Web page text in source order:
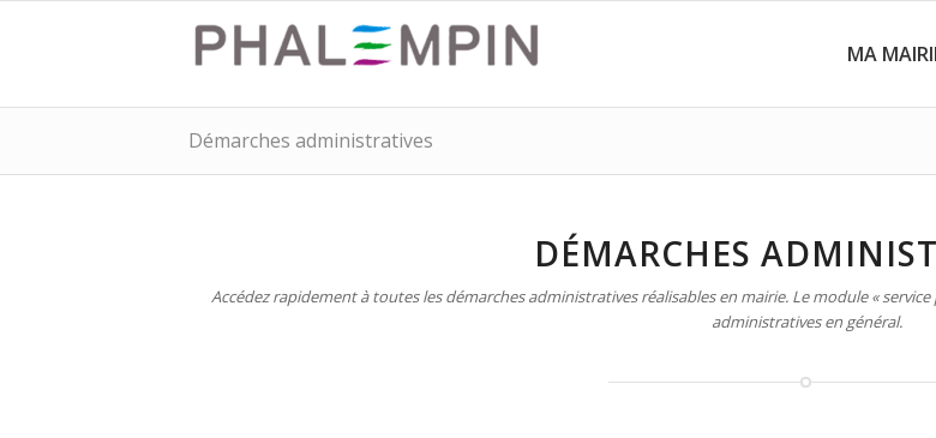
MA
Démarches administratives
DÉMARCHES
Accédez rapidement à toutes les démarches administratives réalisables en mairie. Le module «
administratives en général.